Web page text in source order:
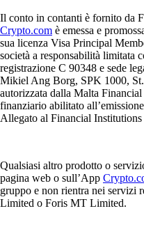
Il conto in contanti è fornito da
Crypto.com è emessa e
sua licenza Visa Principal
società a responsabilità limitata
registrazione C 90348 e sede
Mikiel Ang Borg, SPK 1000,
autorizzata dalla Malta
finanziario abilitato
Allegato al Financial
Qualsiasi altro prodotto o
pagina web o sull’App
gruppo e non rientra nei
Limited o Foris MT Limited.